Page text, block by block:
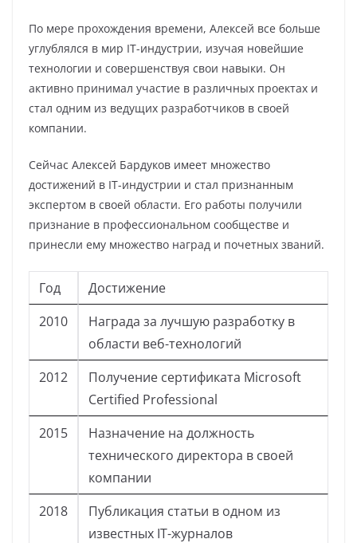
По мере прохождения времени, Алексей все больше
углублялся в мир IT-индустрии, изучая новейшие
технологии и совершенствуя свои навыки. Он
активно принимал участие в различных проектах и
стал одним из ведущих разработчиков в своей
компании.
Сейчас Алексей Бардуков имеет множество
достижений в IT-индустрии и стал признанным
экспертом в своей области. Его работы получили
признание в профессиональном сообществе и
принесли ему множество наград и почетных званий.
Год
Достижение
2010
Награда за лучшую разработку в
области веб-технологий
2012
Получение сертификата Microsoft
Certified Professional
2015
Назначение на должность
технического директора в своей
компании
2018
Публикация статьи в одном из
известных IT-журналов